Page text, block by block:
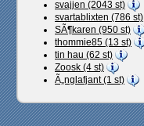
svajjen (2043 st)
svartablixten (786 st)
SÃ¶karen (950 st)
thommie85 (13 st)
tin hau (62 st)
Zoosk (4 st)
Ã„nglafjant (1 st)